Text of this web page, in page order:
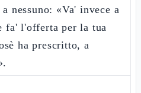
nessuno: «Va' invece a
fa' l'offerta per la tua
ha prescritto, a